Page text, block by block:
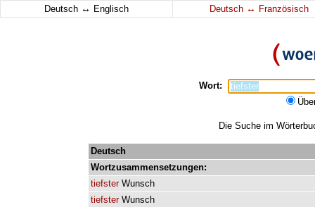
Deutsch ↔ Englisch Deutsch ↔ Französisch
Wort:
Die Suche im
Deutsch
Wortzusammensetzungen:
tiefster Wunsch
tiefster Wunsch